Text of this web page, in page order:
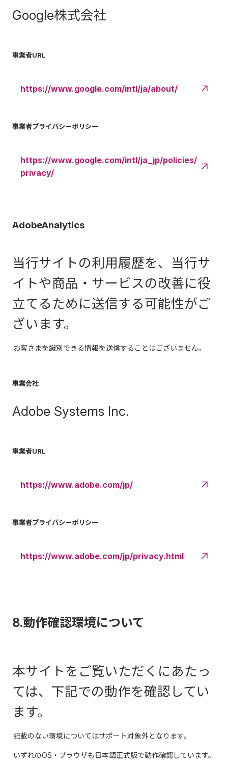
Google株式会社
事業者URL
https://www.google.com/intl/ja/about/
事業者プライバシーポリシー
https://www.google.com/intl/ja_jp/policies/
privacy/
AdobeAnalytics
当行サイトの利用履歴を、当行サ
イトや商品・サービスの改善に役
立てるために送信する可能性がご
ざいます。
お客さまを識別できる情報を送信することはございません。
事業会社
Adobe Systems Inc.
事業者URL
https://www.adobe.com/jp/
事業者プライバシーポリシー
https://www.adobe.com/jp/privacy.html
8.動作確認環境について
本サイトをご覧いただくにあたっ
ては、下記での動作を確認してい
ます。
記載のない環境についてはサポート対象外となります。
いずれのOS・ブラウザも日本語正式版で動作確認しています。